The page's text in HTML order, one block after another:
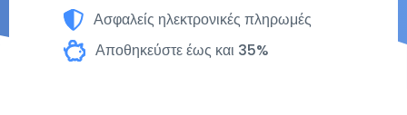
Ασφαλείς ηλεκτρονικές πληρωμές
Αποθηκεύστε έως και 35%